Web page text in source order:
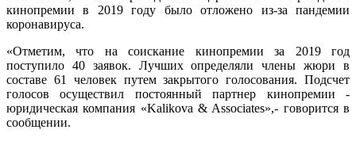
кинопремии в 2019 году было отложено из-за пандемии
коронавируса.
«Отметим, что на соискание кинопремии за 2019 год
поступило 40 заявок. Лучших определяли члены жюри в
составе 61 человек путем закрытого голосования. Подсчет
голосов осуществил постоянный партнер кинопремии -
юридическая компания «Kalikova & Associates»,- говорится в
сообщении.